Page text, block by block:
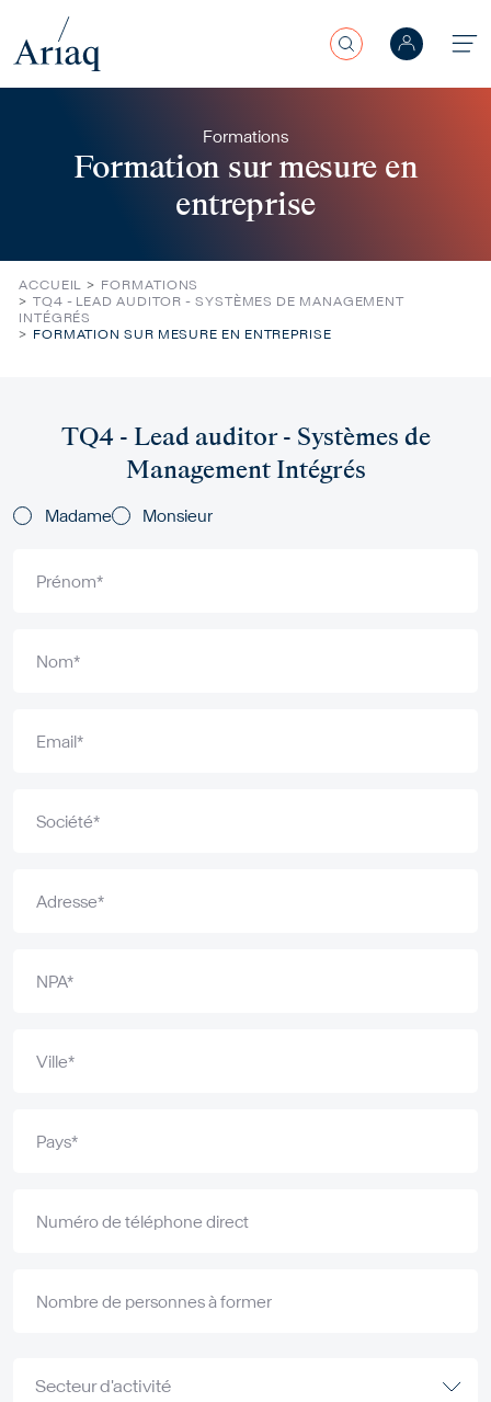
Formations
Formation sur mesure en
entreprise
ACCUEIL
FORMATIONS
TQ4 - LEAD AUDITOR - SYSTÈMES DE MANAGEMENT
INTÉGRÉS
FORMATION SUR MESURE EN ENTREPRISE
TQ4 - Lead auditor - Systèmes de
Management Intégrés
TitlesMadame Monsieur
Prénom*
Nom*
Email*
Société*
Adresse*
NPA*
Ville*
Pays*
Numéro de téléphone direct
Nombre de personnes à former